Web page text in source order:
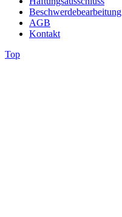
Beschwerdebearbeitung
AGB
Kontakt
Top